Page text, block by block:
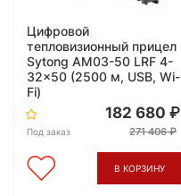
Цифровой
тепловизионный прицел
Sytong AM03-50 LRF 4-
32x50 (2500 м, USB, Wi-
Fi)
Под заказ
182 680
271 406
В КОРЗИНУ